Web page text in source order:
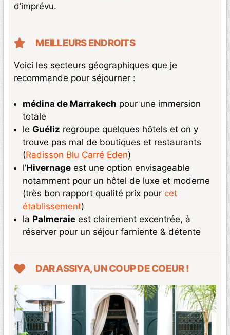
d’imprévu.
MEILLEURS ENDROITS
Voici les secteurs géographiques que je
recommande pour séjourner :
médina de Marrakech pour une immersion
totale
le Guéliz regroupe quelques hôtels et on y
trouve pas mal de boutiques et restaurants
(Radisson Blu Carré Eden)
l’Hivernage est une option envisageable
notamment pour un hôtel de luxe et moderne
(très bon rapport qualité prix pour cet
établissement)
la Palmeraie est clairement excentrée, à
réserver pour un séjour farniente & détente
DAR ASSIYA, UN COUP DE COEUR !